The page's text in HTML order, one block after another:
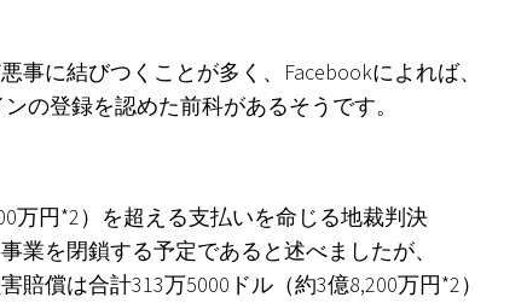
に結びつくことが多く、Facebookによれば、
の登録を認めた前科があるそうです。
万円*2）を超える支払いを命じる地裁判決
業を閉鎖する予定であると述べましたが、
償は合計313万5000ドル（約3億8,200万円*2）